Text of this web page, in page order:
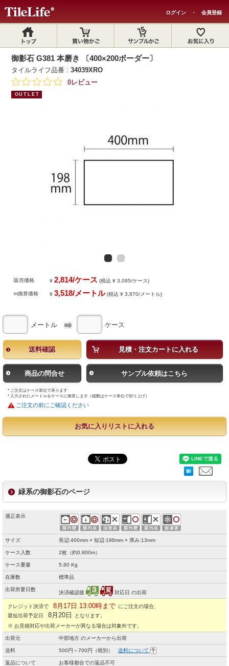
ログイン ・ 会員登録
御影石 G381 本磨き 〔400×200ボーダー〕
タイルライフ品番 :34039XRO
0レビュー
OUTLET
販売価格 ¥2,814/ケース (税込 ¥ 3,095/ケース)
m換算価格 ¥3,518/メートル(税込 ¥ 3,870/メートル)
メートル ケース
送料確認 見積・注文カートに入れる
商品の問合せ サンプル依頼はこちら
* ご注文はケース単位で承ります
* 入力されたメートルをケースに換算します（端数はケース単位で切り上げ）
ご注文の前にご確認ください
お気に入りリストに入れる
緑系の御影石のページ
適正表示
サイズ 長辺:400mm × 短辺:198mm × 厚み:13mm
ケース入数 2枚（約0.800m）
ケース重量 5.80 Kg
在庫数 標準品
出荷所要日数
決済確認後 対応日 の出荷
クレジット決済で 8月17日 13:00時まで にご注文の場合、
最短出荷予定日
8月20日
となります。
※ お見積対応や出荷メーカーが異なる場合は対象外です。
出荷元 中部地方 のメーカーから出荷
送料 500円～700円（税別） 送料について
返品について お客様都合での返品不可